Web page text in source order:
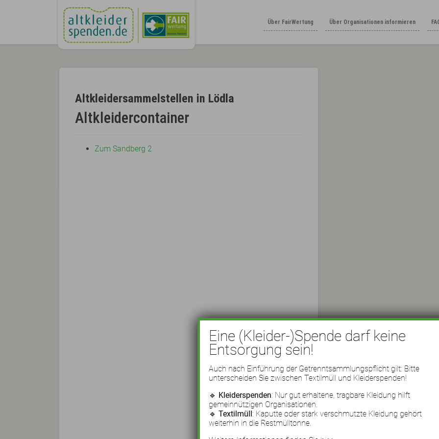
Über FairWertung Über Organisationen informieren
Altkleidersammelstellen in Lödla
Altkleidercontainer
Zum Sandberg 2
Eine (Kleider-)Spende darf keine
Entsorgung sein!
Auch nach Einführung der Getrenntsammlungspflicht gilt: Bitte
unterscheiden Sie zwischen Textilmüll und Kleiderspenden!
🔹 Kleiderspenden: Nur gut erhaltene, tragbare Kleidung hilft
gemeinnützigen Organisationen.
🔹Textilmüll: Kaputte oder stark verschmutzte Kleidung gehört
weiterhin in die Restmülltonne.